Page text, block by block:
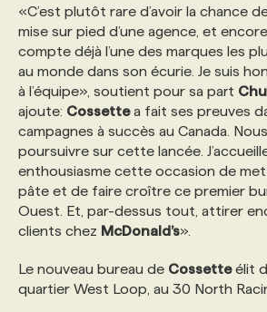
«C’est plutôt rare d’avoir la chance
mise sur pied d’une agence, et
compte déjà l’une des marques les
au monde dans son écurie. Je suis
à l’équipe», soutient pour sa part
ajoute: Cossettea fait ses preuves
campagnes à succès au Canada.
poursuivre sur cette lancée.
enthousiasme cette occasion de
pâte et de faire croître ce premier
Ouest. Et, par-dessus tout, attirer
clients chez McDonald’s».
Le nouveau bureau de Cossetteélit
quartier West Loop, au 30 North